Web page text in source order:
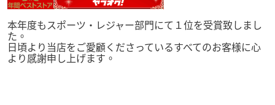
本年度もスポーツ・レジャー部門にて１位を受賞致しまし
た。
日頃より当店をご愛顧くださっているすべてのお客様に心
より感謝申し上げます。